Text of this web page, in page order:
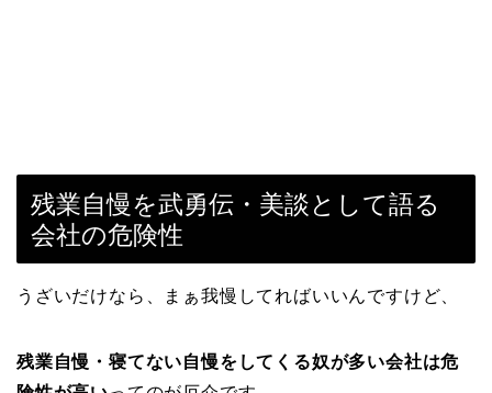
残業自慢を武勇伝・美談として語る
会社の危険性
うざいだけなら、まぁ我慢してればいいんですけど、
残業自慢・寝てない自慢をしてくる奴が多い会社は危